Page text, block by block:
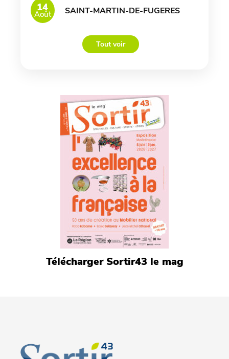
14
Août SAINT-MARTIN-DE-FUGERES
Tout voir
Télécharger Sortir43 le mag